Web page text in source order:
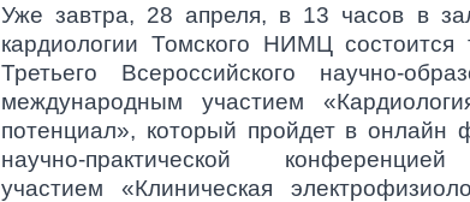
Уже завтра, 28 апреля, в 13 часов в
кардиологии Томского НИМЦсостоится
Третьего Всероссийского научно-
международным участием
потенциал», который пройдет в онлайн
научно-практической
участием «Клиническая